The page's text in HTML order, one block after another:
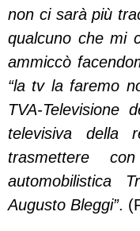
non ci sarà più
qualcuno che mi
ammiccò
“la tv la faremo
TVA-Televisione
televisiva della
trasmettere
automobilistica
Augusto Bleggi”.